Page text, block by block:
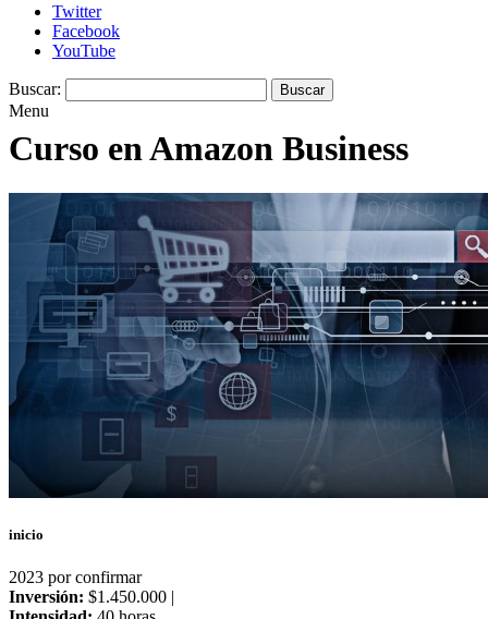
Twitter
Facebook
YouTube
Buscar:
Menu
Curso en Amazon Business
inicio
2023 por confirmar
Inversión: $1.450.000 |